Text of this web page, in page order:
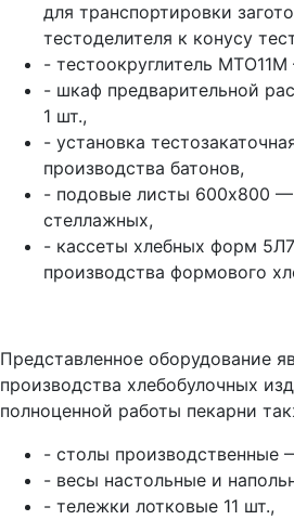
для транспортировки
тестоделителя к конусу
- тестоокруглитель
- шкаф предварительной
1 шт.,
- установка
производства батонов,
- подовые листы 600х800
стеллажных,
- кассеты хлебных форм
производства формового
Представленное оборудование
производства хлебобулочных
полноценной работы пекарни
- столы производственные
- весы настольные и
- тележки лотковые 11 шт.,